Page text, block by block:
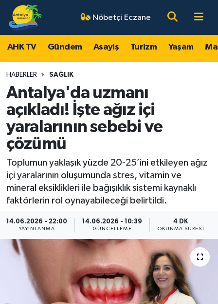
Nöbetçi Eczane
AHK TV Gündem Asayiş Turizm Yaşam
HABERLER SAĞLIK
Antalya'da uzmanı
açıkladı! İşte ağız içi
yaralarının sebebi ve
çözümü
Toplumun yaklaşık yüzde 20-25’ini etkileyen ağız
içi yaralarının oluşumunda stres, vitamin ve
mineral eksiklikleri ile bağışıklık sistemi kaynaklı
faktörlerin rol oynayabileceği belirtildi.
14.06.2026 - 22:00
YAYINLANMA
14.06.2026 - 10:39
GÜNCELLEME
4 DK
OKUNMA SÜRESI
AHK TV
Gündem
Asayiş
Turizm
Yaşam
Magazin
Ekonomi
Resmi Reklamlar
Antalya Nöbetçi Eczaneler
Antalya Hava Durumu
Antalya Namaz Vakitleri
Antalya Trafik Yoğunluk Haritası
Süper Lig Puan Durumu ve Fikstür
Tüm Manşetler
Son Dakika Haberleri